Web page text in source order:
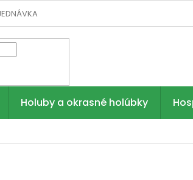
Holuby a okrasné holúbky